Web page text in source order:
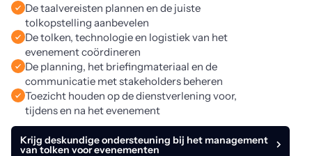
De taalvereisten plannen en de juiste
tolkopstelling aanbevelen
De tolken, technologie en logistiek van het
evenement coördineren
De planning, het briefingmateriaal en de
communicatie met stakeholders beheren
Toezicht houden op de dienstverlening voor,
tijdens en na het evenement
Krijg deskundige ondersteuning bij het management
van tolken voor evenementen